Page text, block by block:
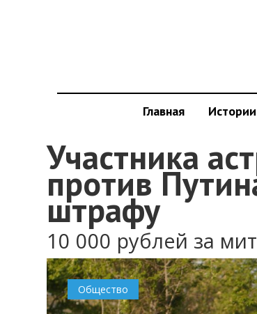
Главная Истории
Участника
против
штрафу
10 000 рублей за
Общество